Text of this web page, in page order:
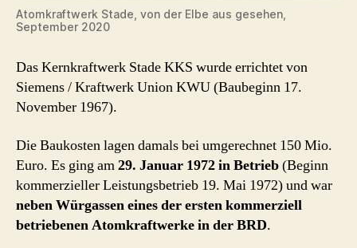
Atomkraftwerk Stade, von der Elbe aus gesehen,
September 2020
Das Kernkraftwerk Stade KKS wurde errichtet von
Siemens / Kraftwerk Union KWU (Baubeginn 17.
November 1967).
Die Baukosten lagen damals bei umgerechnet 150 Mio.
Euro. Es ging am29. Januar 1972 in Betrieb(Beginn
kommerzieller Leistungsbetrieb 19. Mai 1972) und war
neben Würgassen eines der ersten kommerziell
betriebenen Atomkraftwerke in der BRD.